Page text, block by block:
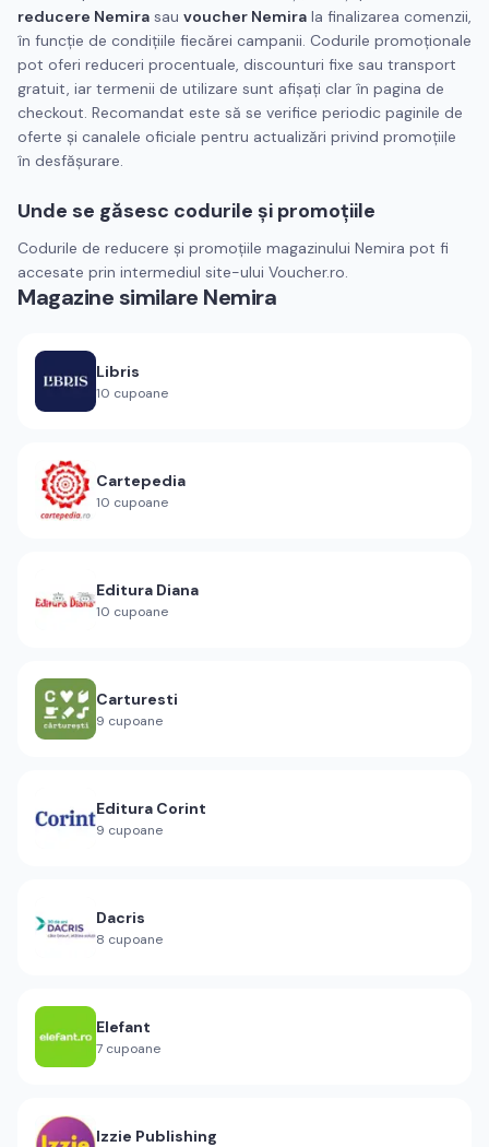
reducere Nemira sau voucher Nemira la finalizarea comenzii,
în funcţie de condiţiile fiecărei campanii. Codurile promoţionale
pot oferi reduceri procentuale, discounturi fixe sau transport
gratuit, iar termenii de utilizare sunt afişaţi clar în pagina de
checkout. Recomandat este să se verifice periodic paginile de
oferte şi canalele oficiale pentru actualizări privind promoţiile
în desfăşurare.
Unde se găsesc codurile şi promoţiile
Codurile de reducere şi promoțiile magazinului Nemira pot fi
accesate prin intermediul site-ului Voucher.ro.
Magazine similare Nemira
Libris
10 cupoane
Cartepedia
10 cupoane
Editura Diana
10 cupoane
Carturesti
9 cupoane
Editura Corint
9 cupoane
Dacris
8 cupoane
Elefant
7 cupoane
Izzie Publishing